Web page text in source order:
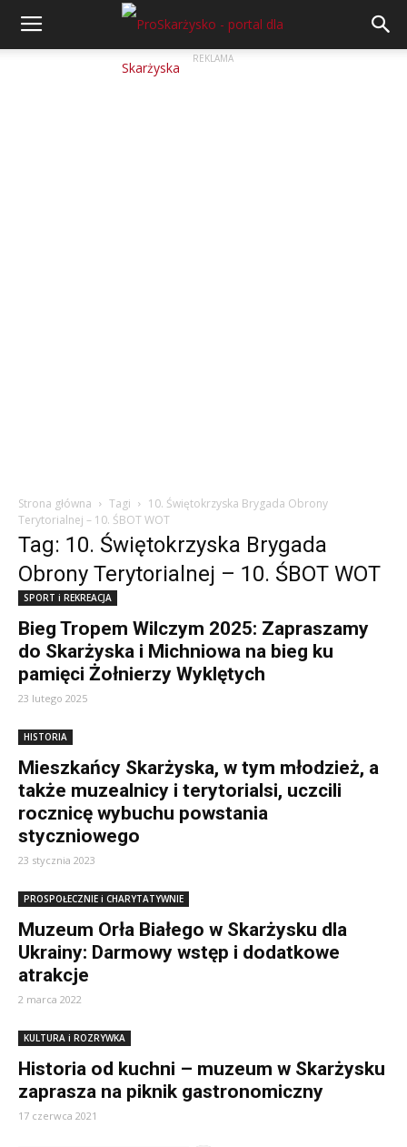
REKLAMA
Strona główna Tagi
10. Świętokrzyska Brygada Obrony
Terytorialnej – 10. ŚBOT WOT
Tag: 10. Świętokrzyska Brygada
Obrony Terytorialnej – 10. ŚBOT WOT
SPORT i REKREACJA
Bieg Tropem Wilczym 2025: Zapraszamy
do Skarżyska i Michniowa na bieg ku
pamięci Żołnierzy Wyklętych
23 lutego 2025
HISTORIA
Mieszkańcy Skarżyska, w tym młodzież, a
także muzealnicy i terytorialsi, uczcili
rocznicę wybuchu powstania
styczniowego
23 stycznia 2023
PROSPOŁECZNIE i CHARYTATYWNIE
Muzeum Orła Białego w Skarżysku dla
Ukrainy: Darmowy wstęp i dodatkowe
atrakcje
2 marca 2022
KULTURA i ROZRYWKA
Historia od kuchni – muzeum w Skarżysku
zaprasza na piknik gastronomiczny
17 czerwca 2021